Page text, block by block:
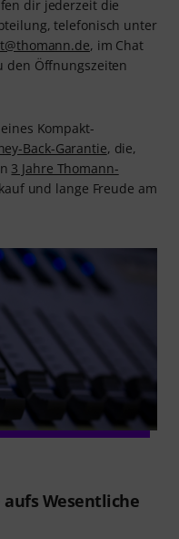
dir jederzeit die
telefonisch unter
, im Chat
den Öffnungszeiten
Kompakt-
Back-Garantie, die,
3 Jahre Thomann-
und lange Freude am
Wesentliche